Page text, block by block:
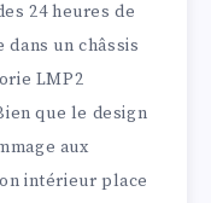
24 heures de
un châssis
LMP2
que le design
aux
intérieur place